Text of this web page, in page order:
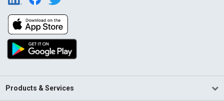
Products & Services